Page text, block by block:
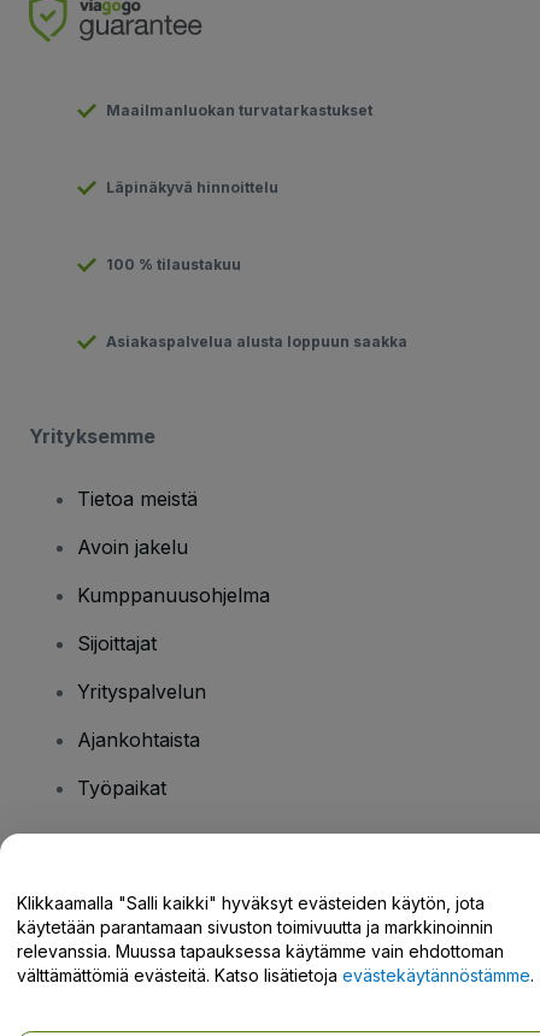
Maailmanluokan turvatarkastukset
Läpinäkyvä hinnoittelu
100 % tilaustakuu
Asiakaspalvelua alusta loppuun saakka
Yrityksemme
Tietoa meistä
Avoin jakelu
Kumppanuusohjelma
Sijoittajat
Yrityspalvelun
Ajankohtaista
Työpaikat
Tukikeskus / Ota meihin yhteyttä
Klikkaamalla "Salli kaikki" hyväksyt evästeiden käytön, jota
käytetään parantamaan sivuston toimivuutta ja markkinoinnin
relevanssia. Muussa tapauksessa käytämme vain ehdottoman
välttämättömiä evästeitä. Katso lisätietoja evästekäytännöstämme.